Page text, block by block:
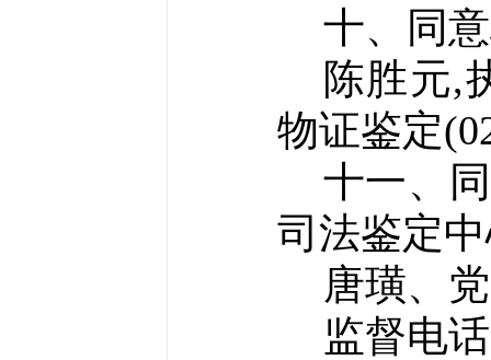
十、
同
陈胜元,
物证鉴定(
十一、
司法鉴定
唐璜、
监督电